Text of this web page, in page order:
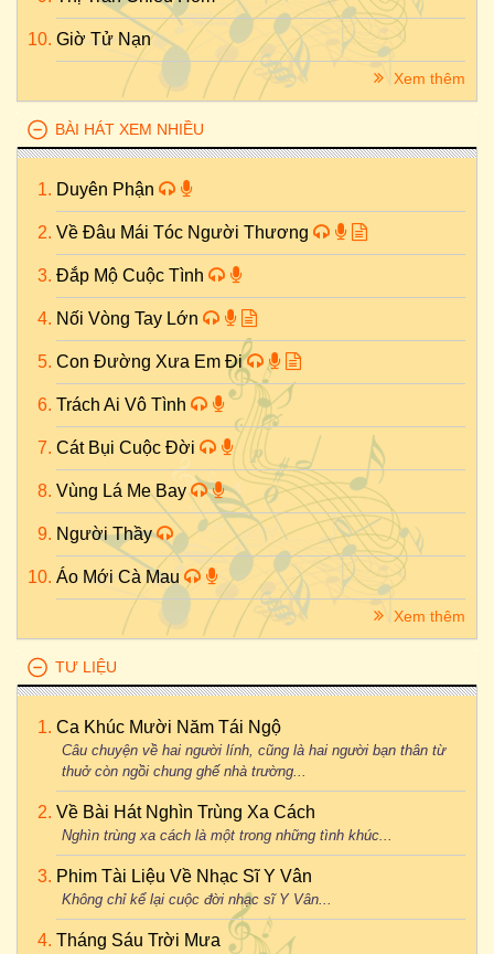
Giờ Tử Nạn
Xem thêm
BÀI HÁT XEM NHIỀU
Duyên Phận
Về Đâu Mái Tóc Người Thương
Đắp Mộ Cuộc Tình
Nối Vòng Tay Lớn
Con Đường Xưa Em Đi
Trách Ai Vô Tình
Cát Bụi Cuộc Đời
Vùng Lá Me Bay
Người Thầy
Áo Mới Cà Mau
Xem thêm
TƯ LIỆU
Ca Khúc Mười Năm Tái Ngộ
Câu chuyện về hai người lính, cũng là hai người bạn thân từ
thuở còn ngồi chung ghế nhà trường...
Về Bài Hát Nghìn Trùng Xa Cách
Nghìn trùng xa cách là một trong những tình khúc...
Phim Tài Liệu Về Nhạc Sĩ Y Vân
Không chỉ kể lại cuộc đời nhạc sĩ Y Vân...
Tháng Sáu Trời Mưa